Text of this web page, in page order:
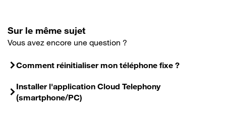
Sur le même sujet
Vous avez encore une question ?
Comment réinitialiser mon téléphone fixe ?
Installer l'application Cloud Telephony
(smartphone/PC)